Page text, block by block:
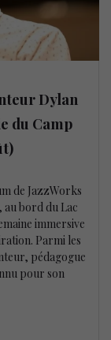
Dylan
du Camp
de JazzWorks
au bord du Lac
immersive
Parmi les
pédagogue
pour son